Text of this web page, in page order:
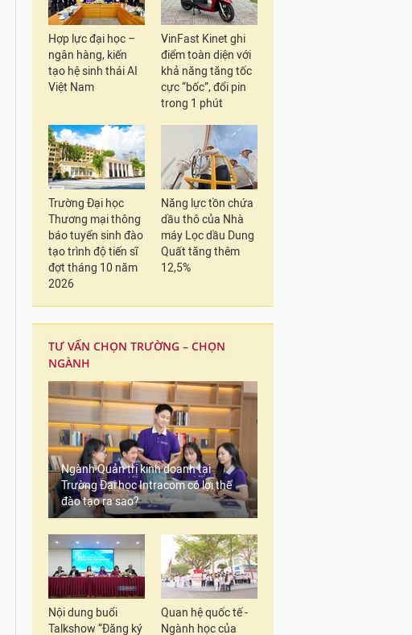
Hợp lực đại học –
ngân hàng, kiến
tạo hệ sinh thái AI
Việt Nam
VinFast Kinet ghi
điểm toàn diện với
khả năng tăng tốc
cực “bốc”, đổi pin
trong 1 phút
Trường Đại học
Thương mại thông
báo tuyển sinh đào
tạo trình độ tiến sĩ
đợt tháng 10 năm
2026
Năng lực tồn chứa
dầu thô của Nhà
máy Lọc dầu Dung
Quất tăng thêm
12,5%
TƯ VẤN CHỌN TRƯỜNG – CHỌN
NGÀNH
Ngành Quản trị kinh doanh tại
Trường Đại học Intracom có lợi thế
đào tạo ra sao?
Nội dung buổi
Talkshow “Đăng ký
Quan hệ quốc tế -
Ngành học của